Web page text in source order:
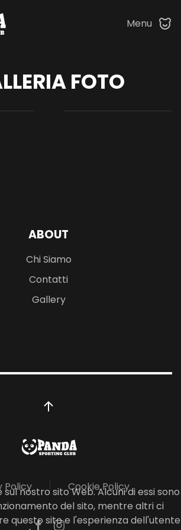
content
Menu
FOTO
ABOUT
Chi Siamo
Contatti
Gallery
Policy Cookie Policy
sul nostro sito Web. Alcuni di essi sono
del sito, mentre altri ci
questo sito e l'esperienza dell'utente